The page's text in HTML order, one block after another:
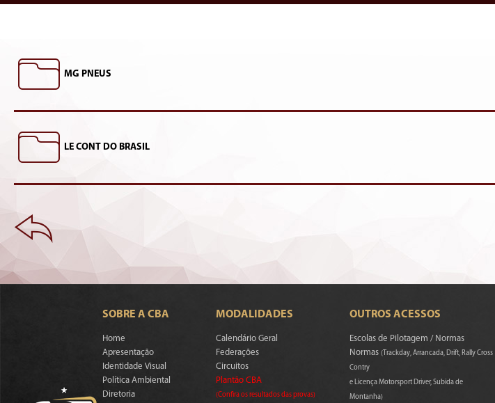
MG PNEUS
LE CONT DO BRASIL
SOBRE A CBA
Home
Apresentação
Identidade Visual
Política Ambiental
Diretoria
MODALIDADES
Calendário Geral
Federações
Circuitos
Plantão CBA
(Confira os resultados das provas)
OUTROS ACESSOS
Escolas de Pilotagem / Normas
Normas(Trackday, Arrancada, Drift, Rally Cross
Contry
e Licença Motorsport Driver, Subida de
Montanha)